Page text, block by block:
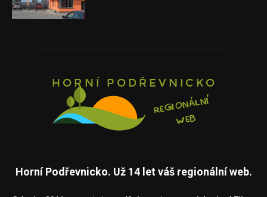
Horní Podřevnicko. Už 14 let váš regionální web.